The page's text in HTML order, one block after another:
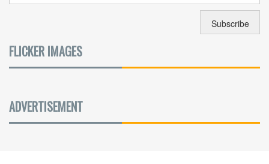
FLICKER IMAGES
ADVERTISEMENT